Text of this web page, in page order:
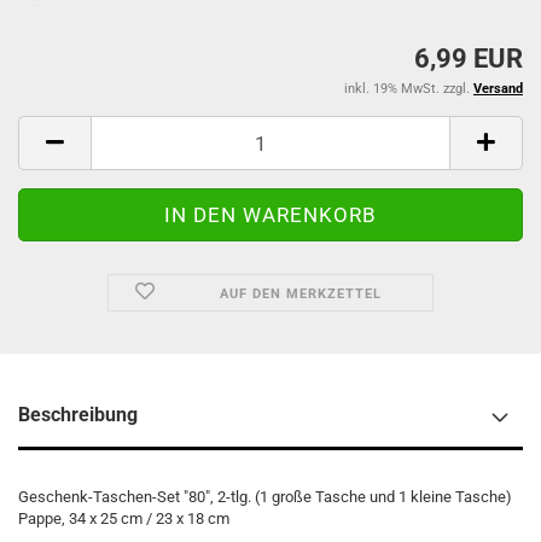
6,99 EUR
inkl. 19% MwSt. zzgl. Versand
AUF DEN MERKZETTEL
Beschreibung
Geschenk-Taschen-Set "80", 2-tlg. (1 große Tasche und 1 kleine Tasche)
Pappe, 34 x 25 cm / 23 x 18 cm